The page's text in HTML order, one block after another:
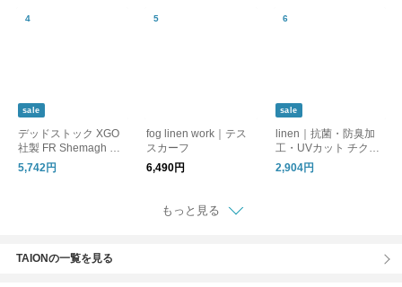
sale
デッドストック XGO
社製 FR Shemagh 難
燃 シュマグ / アフガン
ストール ミリタリー
5,742円
fog linen work｜テス
スカーフ
6,490円
sale
linen｜抗菌・防臭加
工・UVカット チクチ
クしない麻ストール
2,904円
もっと見る
TAIONの一覧を見る